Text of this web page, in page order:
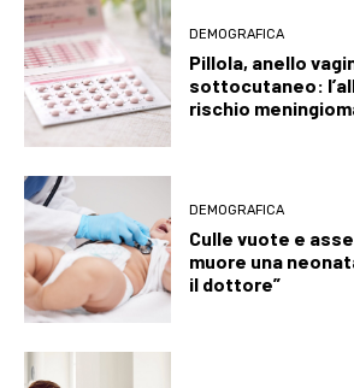
DEMOGRAFICA
Pillola, anello
sottocutaneo:
rischio
DEMOGRAFICA
Culle vuote e
muore una
il dottore”